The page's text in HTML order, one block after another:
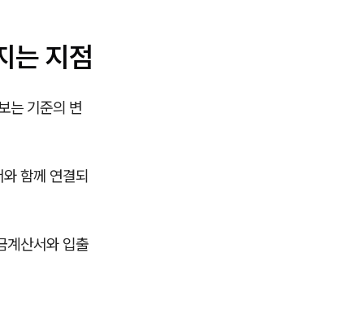
는 지점
는 기준의 변
함께 연결되
계산서와 입출